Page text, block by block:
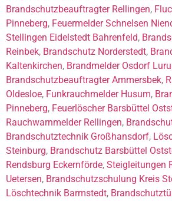
Brandschutzbeauftragter Rellingen,
Pinneberg, Feuermelder Schnelsen
Stellingen Eidelstedt Bahrenfeld,
Reinbek, Brandschutz Norderstedt,
Kaltenkirchen, Brandmelder Osdorf
Brandschutzbeauftragter Ammersbek,
Oldesloe, Funkrauchmelder Husum,
Pinneberg, Feuerlöscher Barsbüttel
Rauchwarnmelder Rellingen,
Brandschutztechnik Großhansdorf,
Steinburg, Brandschutz Barsbüttel
Rendsburg Eckernförde, Steigleitungen
Uetersen, Brandschutzschulung Kreis
Löschtechnik Barmstedt,